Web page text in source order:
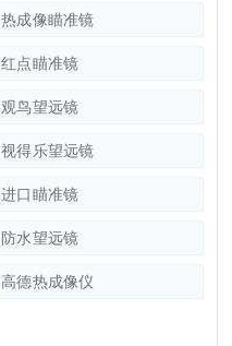
热成像瞄准镜
红点瞄准镜
观鸟望远镜
视得乐望远镜
进口瞄准镜
防水望远镜
高德热成像仪